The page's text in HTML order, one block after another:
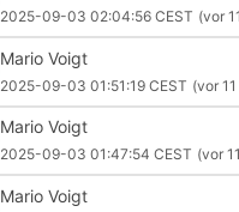
2025-09-03 02:04:56 CEST (vor
Mario Voigt
2025-09-03 01:51:19 CEST (vor
Mario Voigt
2025-09-03 01:47:54 CEST (vor
Mario Voigt